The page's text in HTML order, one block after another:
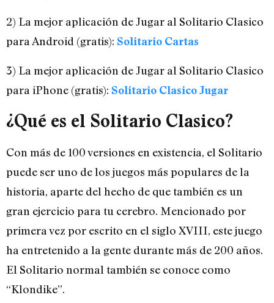
2) La mejor aplicación de Jugar al Solitario Clasico
para Android (gratis): Solitario Cartas
3) La mejor aplicación de Jugar al Solitario Clasico
para iPhone (gratis): Solitario Clasico Jugar
¿Qué es el Solitario Clasico?
Con más de 100 versiones en existencia, el Solitario
puede ser uno de los juegos más populares de la
historia, aparte del hecho de que también es un
gran ejercicio para tu cerebro. Mencionado por
primera vez por escrito en el siglo XVIII, este juego
ha entretenido a la gente durante más de 200 años.
El Solitario normal también se conoce como
“Klondike”.